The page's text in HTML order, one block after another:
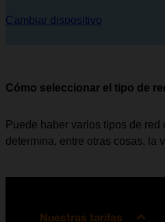
Cambiar dispositivo
Cómo seleccionar el tipo de
Puede haber varios tipos de
determina, entre otras cosas, la
Nuestras tarifas